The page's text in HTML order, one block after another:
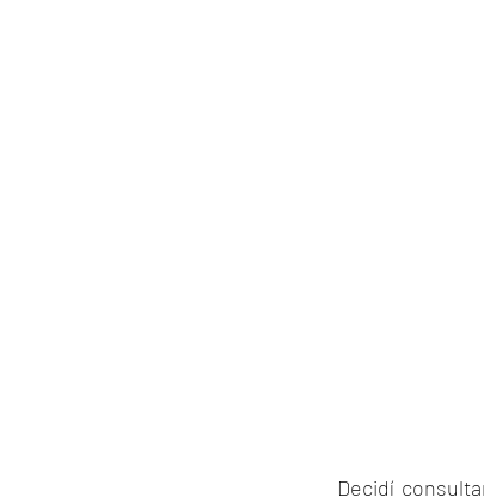
Decidí